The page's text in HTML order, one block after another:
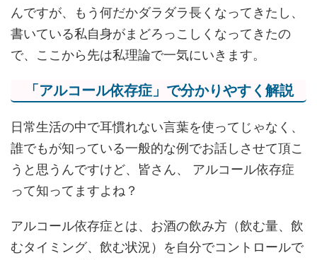
んですが、もう何だかダラダラ長くなってきたし、
書いている私自身がまどろっこしくなってきたの
で、ここから先は私理論で一気にいきます。
「アルコール依存症」で分かりやすく解説
日常生活の中で耳慣れない言葉を使ってじゃなく、
誰でもが知っている一般的な例でお話しさせて頂こ
うと思うんですけど、皆さん、 アルコール依存症
って知ってますよね？
アルコール依存症とは、お酒の飲み方（飲む量、飲
むタイミング、飲む状況）を自分でコントロールで